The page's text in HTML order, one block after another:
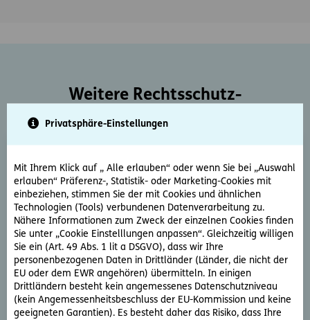
Privatsphäre-Einstellungen
Mit Ihrem Klick auf „ Alle erlauben“ oder wenn Sie bei „Auswahl
erlauben“ Präferenz-, Statistik- oder Marketing-Cookies mit
einbeziehen, stimmen Sie der mit Cookies und ähnlichen
Technologien (Tools) verbundenen Datenverarbeitung zu.
Nähere Informationen zum Zweck der einzelnen Cookies finden
Sie unter „Cookie Einstelllungen anpassen“. Gleichzeitig willigen
Sie ein (Art. 49 Abs. 1 lit a DSGVO), dass wir Ihre
personenbezogenen Daten in Drittländer (Länder, die nicht der
EU oder dem EWR angehören) übermitteln. In einigen
Drittländern besteht kein angemessenes Datenschutzniveau
(kein Angemessenheitsbeschluss der EU-Kommission und keine
geeigneten Garantien). Es besteht daher das Risiko, dass Ihre
Weitere Rechtsschutz-
Serviceleistungen
Rechtsberatung
Sie haben ein rechtliche Frage? Unsere Rechtsexperten
beantworten diese gerne und schnell.
Rechtsfrage stellen